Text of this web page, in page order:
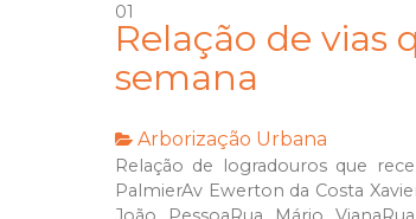
01
Relação de vias
semana
Arborização Urbana
Relação de logradouros que
PalmierAv Ewerton da Costa